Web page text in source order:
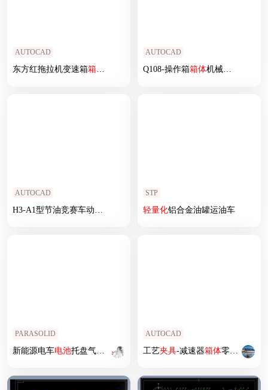
AUTOCAD
东方红拖拉机变速箱箱体 夹具设计
AUTOCAD
Q108-操作箱箱体机械加工工艺及
AUTOCAD
轻量化改制与设计参考设计
STP
轻量化铝合金油罐运油车
PARASOLID
新能源电车电池托盘气动 夹具
AUTOCAD
工艺夹具-减速器箱体零件的工艺